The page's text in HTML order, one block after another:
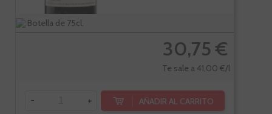
Botella de 75cl.
30,75 €
Te sale a 41,00 €/l
- + AÑADIR AL CARRITO